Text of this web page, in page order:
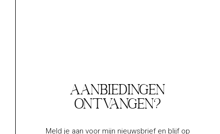
mei 2024
Aanbiedingen
ontvangen?
Meld je aan voor mijn nieuwsbrief en blijf op